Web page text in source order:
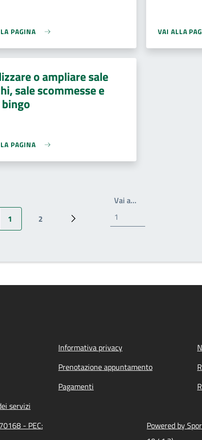
PAGINA VAI ALLA
o ampliare sale
sale scommesse e
PAGINA
precedente
Pagina attuale
1
Pagina
2
Prossima pagina
Vai a…Write the page
Informativa privacy
Prenotazione appuntamento
Pagamenti
servizi
- PEC:
Powered by